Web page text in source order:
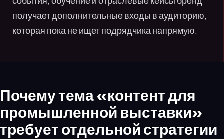
получает дополнительные входы в аудиторию,
которая пока не ищет подрядчика напрямую.
Почему тема «контент для
промышленной выставки»
требует отдельной стратегии